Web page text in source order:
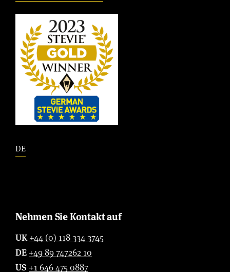
DE
Nehmen Sie Kontakt auf
UK +44 (0) 118 334 3745
DE +49 89 747262 10
US +1 646 475 0887